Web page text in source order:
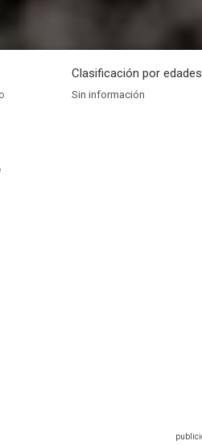
Clasificación por edades
Sin información